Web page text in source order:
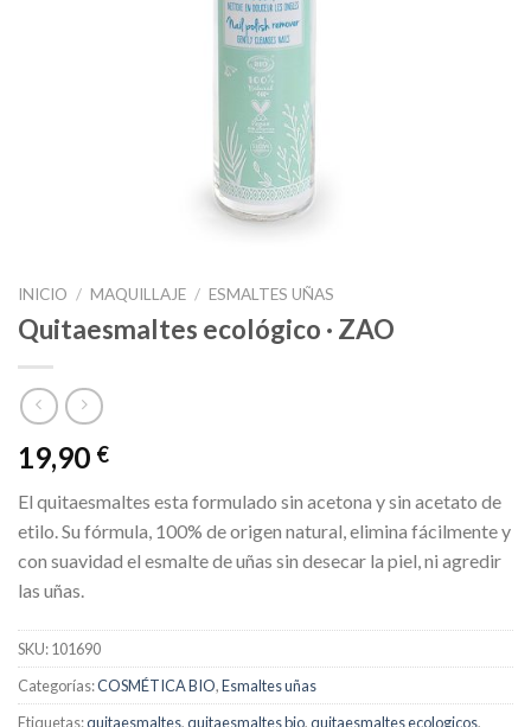
INICIO / MAQUILLAJE / ESMALTES UÑAS
Quitaesmaltes ecológico · ZAO
19,90 €
El quitaesmaltes esta formulado sin acetona y sin acetato de
etilo. Su fórmula, 100% de origen natural, elimina fácilmente y
con suavidad el esmalte de uñas sin desecar la piel, ni agredir
las uñas.
SKU:101690
Categorías:COSMÉTICA BIO,Esmaltes uñas
Etiquetas:quitaesmaltes,quitaesmaltes bio,quitaesmaltes ecologicos,